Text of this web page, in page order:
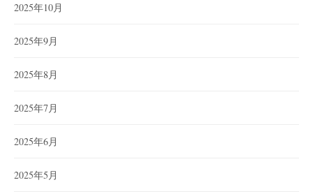
2025年10月
2025年9月
2025年8月
2025年7月
2025年6月
2025年5月